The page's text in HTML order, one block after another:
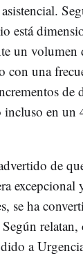
está
un
con una
de
incluso en un
de
excepcional
se ha
relatan,
a